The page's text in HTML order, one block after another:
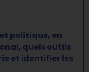
politique, en
quels outils
et identifier les